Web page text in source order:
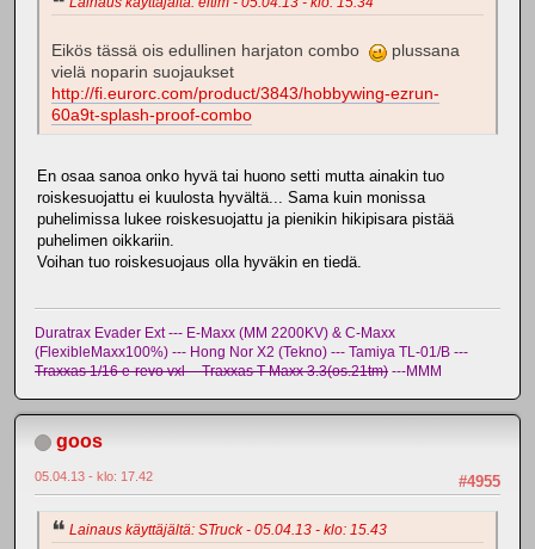
Eikös tässä ois edullinen harjaton combo
plussana
vielä noparin suojaukset
http://fi.eurorc.com/product/3843/hobbywing-ezrun-
60a9t-splash-proof-combo
En osaa sanoa onko hyvä tai huono setti mutta ainakin tuo
roiskesuojattu ei kuulosta hyvältä... Sama kuin monissa
puhelimissa lukee roiskesuojattu ja pienikin hikipisara pistää
puhelimen oikkariin.
Voihan tuo roiskesuojaus olla hyväkin en tiedä.
Duratrax Evader Ext --- E-Maxx (MM 2200KV) & C-Maxx
(FlexibleMaxx100%) --- Hong Nor X2 (Tekno) --- Tamiya TL-01/B ---
Traxxas 1/16 e-revo vxl -- Traxxas T-Maxx 3.3(os.21tm) ---MMM
goos
#4955
05.04.13 - klo: 17.42
Lainaus käyttäjältä: STruck - 05.04.13 - klo: 15.43